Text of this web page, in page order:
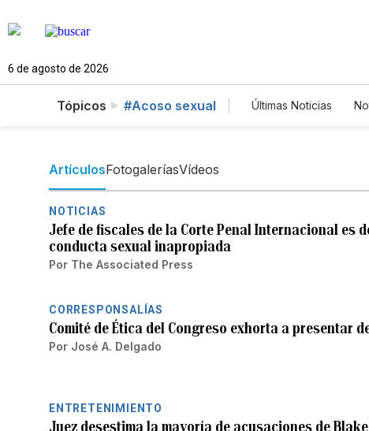
6 de agosto de 2026
Tópicos #Acoso sexual Últimas Noticias
ArtículosFotogaleríasVídeos
NOTICIAS
Jefe de fiscales de la Corte Penal Internacional es
conducta sexual inapropiada
Por The Associated Press
CORRESPONSALÍAS
Comité de Ética del Congreso exhorta a presentar
Por José A. Delgado
ENTRETENIMIENTO
Juez desestima la mayoría de acusaciones de